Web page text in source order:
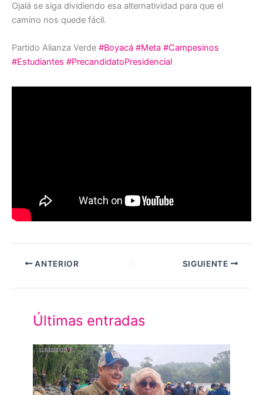
Ojalá se siga dividiendo esa alternatividad para que el
camino nos quede fácil.
Partido Alianza Verde #Boyacá #Meta #Campesinos
#Estudiantes #PrecandidatoPresidencial
ANTERIOR SIGUIENTE
Últimas entradas